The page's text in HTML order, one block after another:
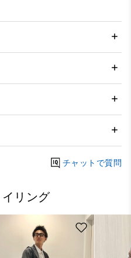
チャットで質問
リング